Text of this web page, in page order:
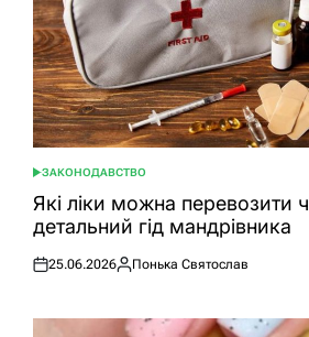
ОПУБЛІКУВАТИ
У
ЗАКОНОДАВСТВО
Які ліки можна перевозити
детальний гід мандрівника
Оприлюднено
25.06.2026
Опубліковано
Понька Святослав